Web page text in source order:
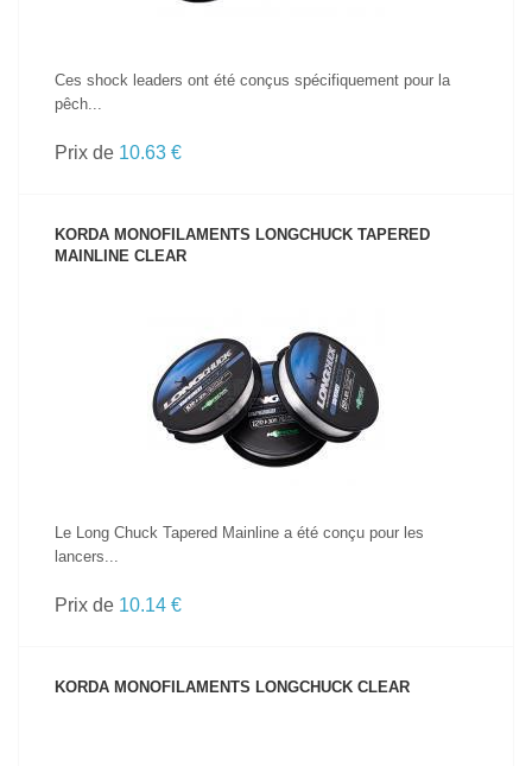
Ces shock leaders ont été conçus spécifiquement pour la
pêch...
Prix de 10.63 €
KORDA MONOFILAMENTS LONGCHUCK TAPERED
MAINLINE CLEAR
VOIR LE PRODUIT
Le Long Chuck Tapered Mainline a été conçu pour les
lancers...
Prix de 10.14 €
KORDA MONOFILAMENTS LONGCHUCK CLEAR